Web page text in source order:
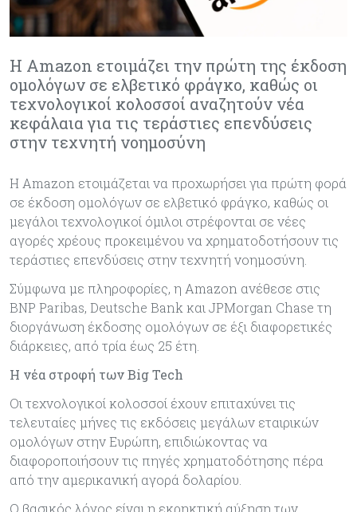
Η Amazon ετοιμάζει την πρώτη της έκδοση
ομολόγων σε ελβετικό φράγκο, καθώς οι
τεχνολογικοί κολοσσοί αναζητούν νέα
κεφάλαια για τις τεράστιες επενδύσεις
στην τεχνητή νοημοσύνη
Η Amazon ετοιμάζεται να προχωρήσει για πρώτη φορά
σε έκδοση ομολόγων σε ελβετικό φράγκο, καθώς οι
μεγάλοι τεχνολογικοί όμιλοι στρέφονται σε νέες
αγορές χρέους προκειμένου να χρηματοδοτήσουν τις
τεράστιες επενδύσεις στην τεχνητή νοημοσύνη.
Σύμφωνα με πληροφορίες, η Amazon ανέθεσε στις
BNP Paribas, Deutsche Bank και JPMorgan Chase τη
διοργάνωση έκδοσης ομολόγων σε έξι διαφορετικές
διάρκειες, από τρία έως 25 έτη.
Η νέα στροφή των Big Tech
Οι τεχνολογικοί κολοσσοί έχουν επιταχύνει τις
τελευταίες μήνες τις εκδόσεις μεγάλων εταιρικών
ομολόγων στην Ευρώπη, επιδιώκοντας να
διαφοροποιήσουν τις πηγές χρηματοδότησης πέρα
από την αμερικανική αγορά δολαρίου.
Ο βασικός λόγος είναι η εκρηκτική αύξηση των